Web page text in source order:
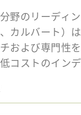
野のリーディ
カルバート）
および専門性
コストのイン